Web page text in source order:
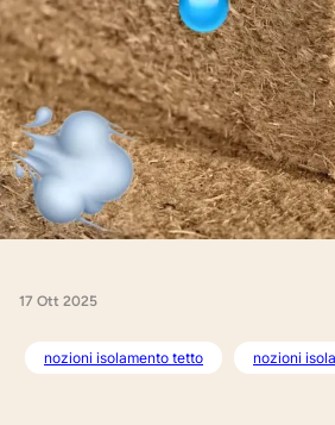
17 Ott 2025
nozioni isolamento tetto nozioni